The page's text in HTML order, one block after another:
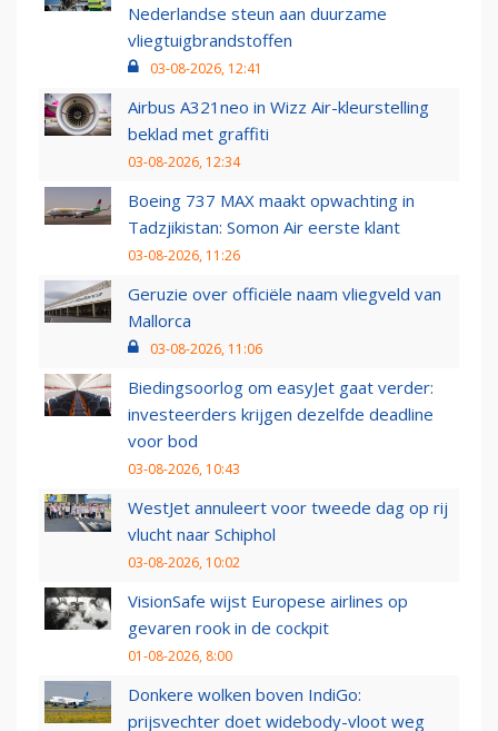
Nederlandse steun aan duurzame
vliegtuigbrandstoffen
03-08-2026, 12:41
Airbus A321neo in Wizz Air-kleurstelling
beklad met graffiti
03-08-2026, 12:34
Boeing 737 MAX maakt opwachting in
Tadzjikistan: Somon Air eerste klant
03-08-2026, 11:26
Geruzie over officiële naam vliegveld van
Mallorca
03-08-2026, 11:06
Biedingsoorlog om easyJet gaat verder:
investeerders krijgen dezelfde deadline
voor bod
03-08-2026, 10:43
WestJet annuleert voor tweede dag op rij
vlucht naar Schiphol
03-08-2026, 10:02
VisionSafe wijst Europese airlines op
gevaren rook in de cockpit
01-08-2026, 8:00
Donkere wolken boven IndiGo:
prijsvechter doet widebody-vloot weg